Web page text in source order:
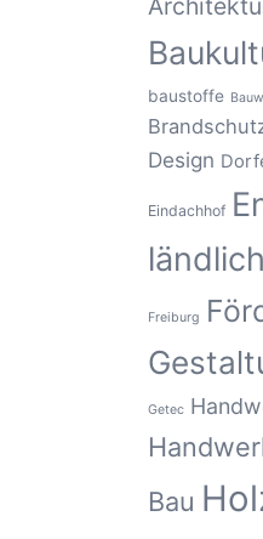
baustoffe
Design
Eindachhof
Freiburg
Getec
Bau